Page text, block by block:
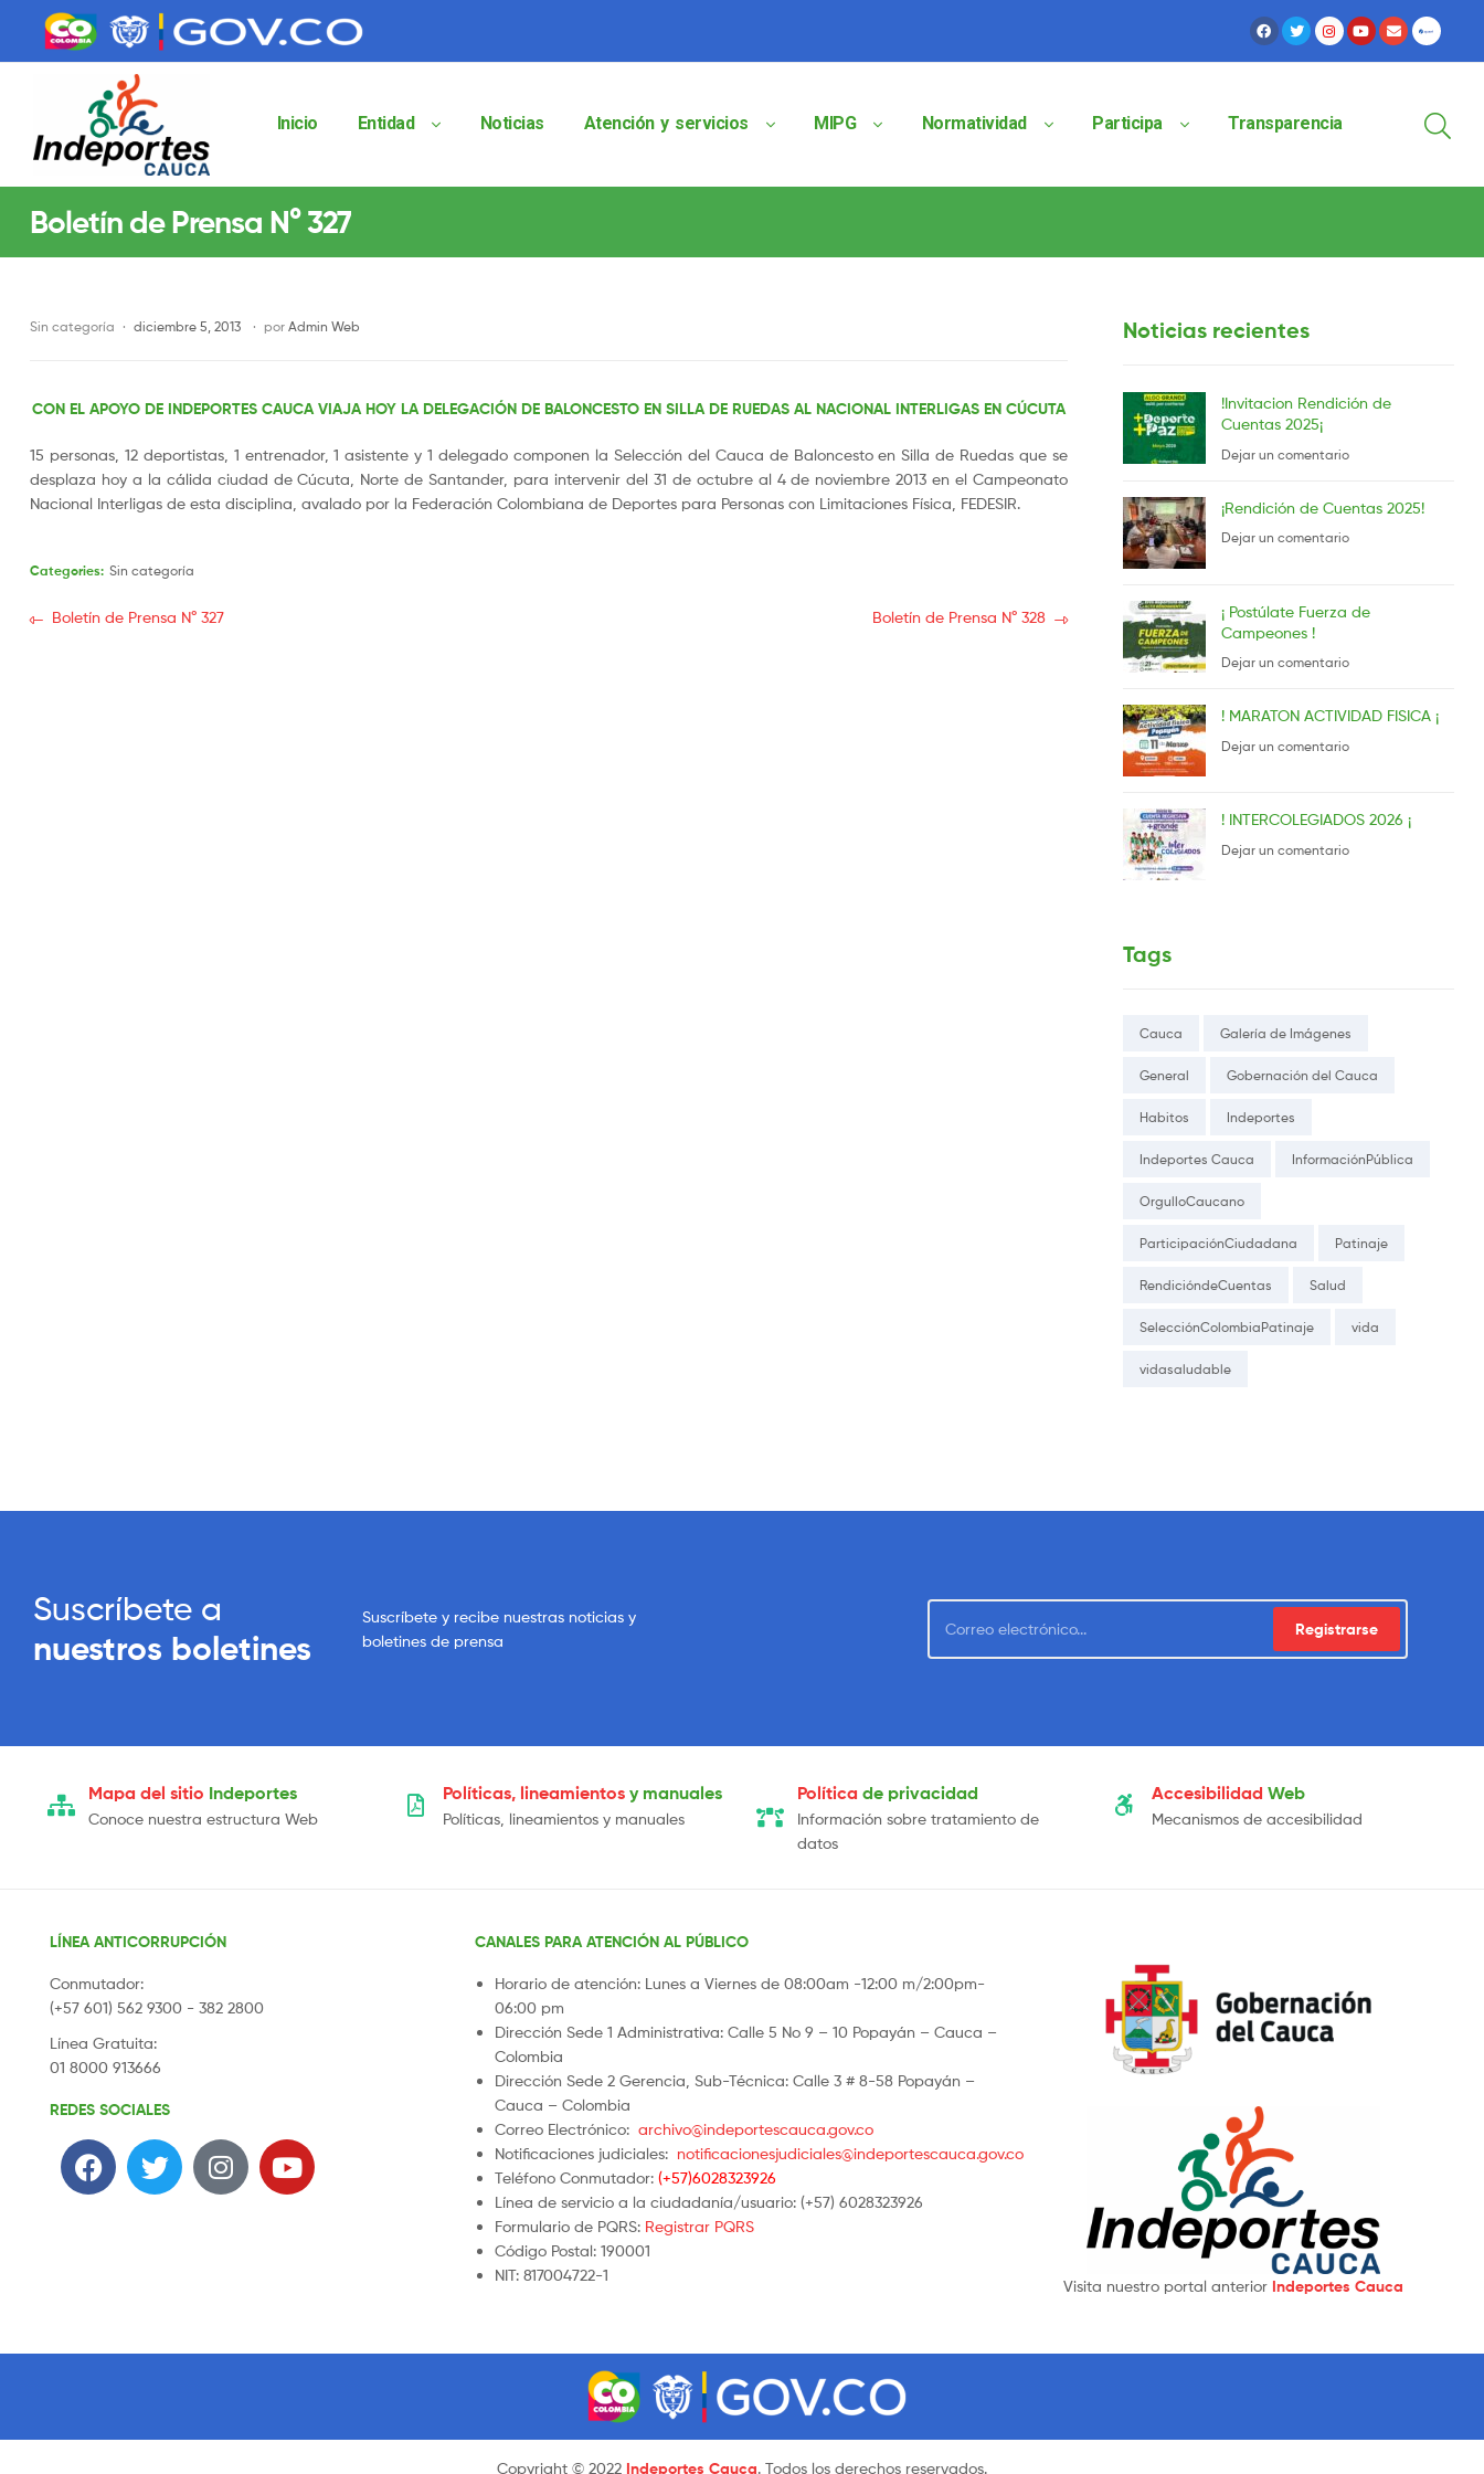
contenido
contenido
Indeportes
Cauca
de
Indeportes
Inicio Entidad Noticias Atención y servicios MIPG Normatividad Participa Transparencia
Boletín de Prensa N° 327
Sin categoría diciembre 5, 2013 por Admin Web
CON EL APOYO DE INDEPORTES CAUCA VIAJA HOY LA DELEGACIÓN DE BALONCESTO EN SILLA DE RUEDAS AL NACIONAL INTERLIGAS EN CÚCUTA
15 personas, 12 deportistas, 1 entrenador, 1 asistente y 1 delegado componen la Selección del Cauca de Baloncesto en Silla de Ruedas que se
desplaza hoy a la cálida ciudad de Cúcuta, Norte de Santander, para intervenir del 31 de octubre al 4 de noviembre 2013 en el Campeonato
Nacional Interligas de esta disciplina, avalado por la Federación Colombiana de Deportes para Personas con Limitaciones Física, FEDESIR.
Categories: Sin categoría
Boletín de Prensa N° 327 Boletín de Prensa N° 328
Noticias recientes
!Invitacion Rendición de
Cuentas 2025¡
Dejar un comentario
¡Rendición de Cuentas 2025!
Dejar un comentario
¡ Postúlate Fuerza de
Campeones !
Dejar un comentario
! MARATON ACTIVIDAD FISICA ¡
Dejar un comentario
! INTERCOLEGIADOS 2026 ¡
Dejar un comentario
Tags
Cauca Galería de Imágenes
General Gobernación del Cauca
Habitos Indeportes
Indeportes Cauca InformaciónPública
OrgulloCaucano
ParticipaciónCiudadana Patinaje
RendicióndeCuentas Salud
SelecciónColombiaPatinaje vida
vidasaludable
Suscríbete a
nuestros boletines
Suscríbete y recibe nuestras noticias y
boletines de prensa
Registrarse
Mapa del sitio Indeportes
Conoce nuestra estructura Web
Políticas, lineamientos y manuales
Políticas, lineamientos y manuales
Política de privacidad
Información sobre tratamiento de
datos
Accesibilidad Web
Mecanismos de accesibilidad
LÍNEA ANTICORRUPCIÓN
Conmutador:
(+57 601) 562 9300 - 382 2800
Línea Gratuita:
01 8000 913666
REDES SOCIALES
CANALES PARA ATENCIÓN AL PÚBLICO
Horario de atención: Lunes a Viernes de 08:00am -12:00 m/2:00pm-
06:00 pm
Dirección Sede 1 Administrativa: Calle 5 No 9 – 10 Popayán – Cauca –
Colombia
Dirección Sede 2 Gerencia, Sub-Técnica: Calle 3 # 8-58 Popayán –
Cauca – Colombia
Correo Electrónico:archivo@indeportescauca.gov.co
Notificaciones judiciales: notificacionesjudiciales@indeportescauca.gov.co
Teléfono Conmutador:(+57)6028323926
Línea de servicio a la ciudadanía/usuario: (+57) 6028323926
Formulario de PQRS: Registrar PQRS
Código Postal: 190001
NIT: 817004722-1
Visita nuestro portal anterior Indeportes Cauca
Copyright © 2022 Indeportes Cauca. Todos los derechos reservados.